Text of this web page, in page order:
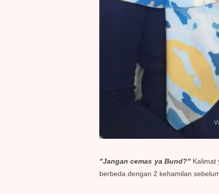
"Jangan cemas ya Bund?" Kalimat
berbeda dengan 2 kehamilan